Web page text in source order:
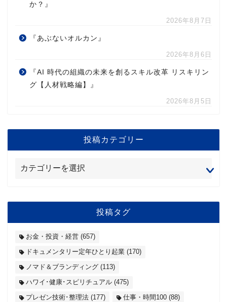
か？』
2026年8月7日
『あぶないオルカン』
2026年8月6日
『AI 時代の組織の未来を創るスキル改革 リスキリン
グ【人材戦略編】』
2026年8月5日
投稿カテゴリー
投稿タグ
お金・投資・経営 (657)
ドキュメンタリー定年ひとり起業 (170)
ノマド＆ブランディング (113)
ハワイ･健康･スピリチュアル (475)
プレゼン技術･整理法 (177) 仕事・時間100 (88)